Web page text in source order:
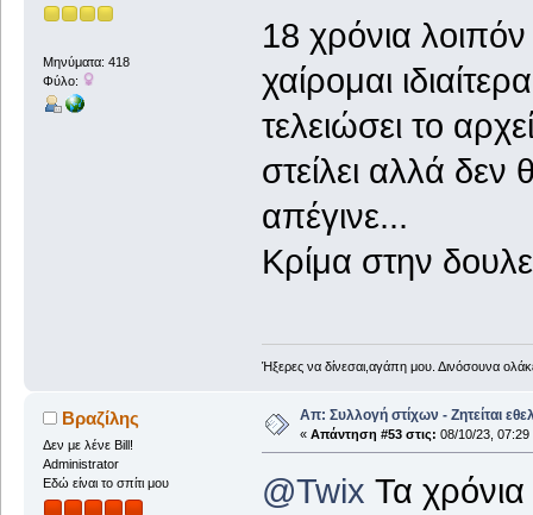
Μηνύματα: 418
Φύλο:
18 χρόνια
χαίρομαι
τελειώσει το
στείλει αλλά δεν
απέγινε...
Κρίμα στην
Ήξερες να δίνεσαι,αγάπη μου. Δινόσουνα
Βραζίλης
Δεν με λένε Bill!
Administrator
Εδώ είναι το σπίτι μου
Απ: Συλλογή στίχων - Ζητείται
« Απάντηση #53 στις: 08/10/23, 07:29
@Twix Τα